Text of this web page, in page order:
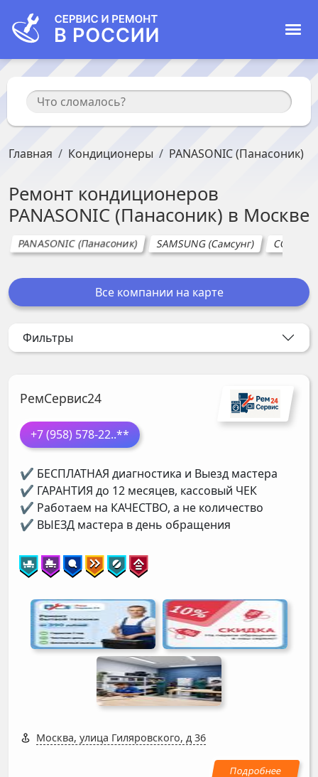
Главная Кондиционеры PANASONIC (Панасоник)
Ремонт кондиционеров
PANASONIC (Панасоник) в Москве
PANASONIC (Панасоник) SAMSUNG (Самсунг)
Все компании на карте
Фильтры
РемСервис24
+7 (958) 578-22..**
✔ БЕСПЛАТНАЯ диагностика и Выезд мастера
✔ ГАРАНТИЯ до 12 месяцев, кассовый ЧЕК
✔ Работаем на КАЧЕСТВО, а не количество
✔ ВЫЕЗД мастера в день обращения
Москва, улица Гиляровского, д 36